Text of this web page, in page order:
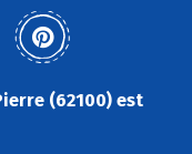
(62100) est